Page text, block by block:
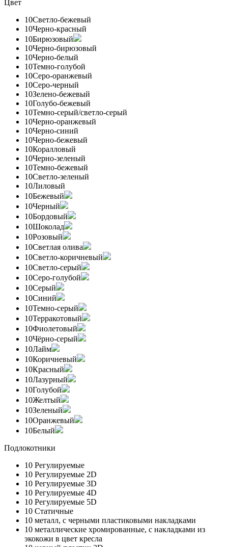
Цвет
10Светло-бежевый
10Черно-красный
10Бирюзовый
10Черно-бирюзовый
10Черно-белый
10Темно-голубой
10Серо-оранжевый
10Серо-черный
10Зелено-бежевый
10Голубо-бежевый
10Темно-серый/светло-серый
10Черно-оранжевый
10Черно-синий
10Черно-бежевый
10Коралловый
10Черно-зеленый
10Темно-бежевый
10Светло-зеленый
10Лиловый
10Бежевый
10Черный
10Бордовый
10Шоколад
10Розовый
10Светлая олива
10Светло-коричневый
10Светло-серый
10Серо-голубой
10Серый
10Синий
10Темно-серый
10Терракотовый
10Фиолетовый
10Чёрно-серый
10Лайм
10Коричневый
10Красный
10Лазурный
10Голубой
10Желтый
10Зеленый
10Оранжевый
10Белый
Подлокотники
10 Регулируемые
10 Регулируемые 2D
10 Регулируемые 3D
10 Регулируемые 4D
10 Регулируемые 5D
10 Статичные
10 металл, с черными пластиковыми накладками
10 металлические хромированные, с накладками из
экокожи в цвет кресла